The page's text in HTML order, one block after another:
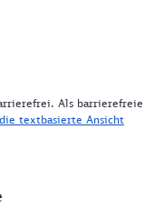
Als barrierefreie
die textbasierte Ansicht